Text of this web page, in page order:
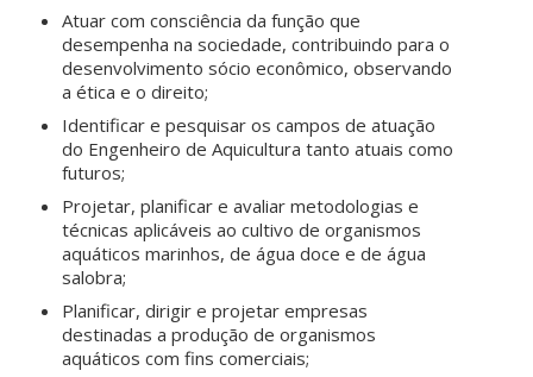
Atuar com consciência da função que
desempenha na sociedade, contribuindo para o
desenvolvimento sócio econômico, observando
a ética e o direito;
Identificar e pesquisar os campos de atuação
do Engenheiro de Aquicultura tanto atuais como
futuros;
Projetar, planificar e avaliar metodologias e
técnicas aplicáveis ao cultivo de organismos
aquáticos marinhos, de água doce e de água
salobra;
Planificar, dirigir e projetar empresas
destinadas a produção de organismos
aquáticos com fins comerciais;